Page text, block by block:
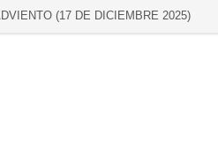
(17 DE DICIEMBRE 2025)